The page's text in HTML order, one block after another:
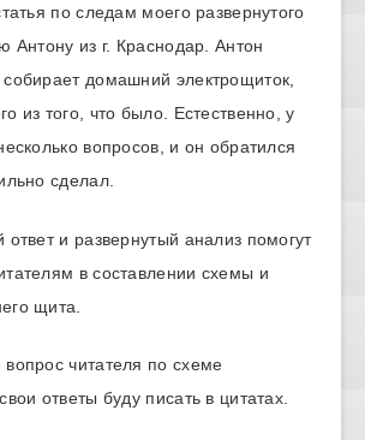
по следам моего развернутого
Антону из г. Краснодар. Антон
домашний электрощиток,
из того, что было. Естественно, у
вопросов, и он обратился
сделал.
и развернутый анализ помогут
в составлении схемы и
щита.
читателя по схеме
ответы буду писать в цитатах.